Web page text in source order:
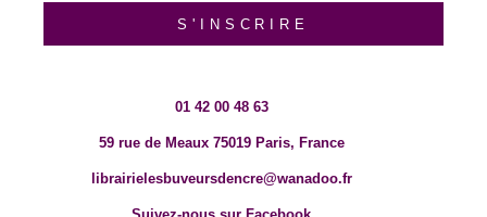
S'INSCRIRE
01 42 00 48 63
59 rue de Meaux 75019 Paris, France
librairielesbuveursdencre@wanadoo.fr